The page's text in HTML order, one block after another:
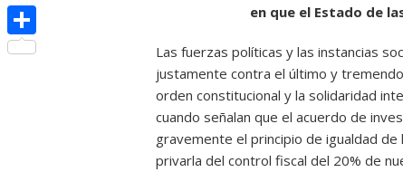
en que el Estado de
Las fuerzas políticas y las instancias
justamente contra el último y
orden constitucional y la solidaridad
cuando señalan que el acuerdo de
gravemente el principio de igualdad
privarla del control fiscal del 20% de
Email
Compartir